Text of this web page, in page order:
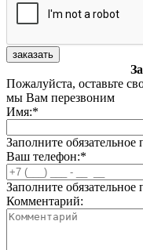
заказать
Пожалуйста, оставьте
мы Вам перезвоним
Имя:*
Заполните обязательное
Ваш телефон:*
Заполните обязательное
Комментарий: